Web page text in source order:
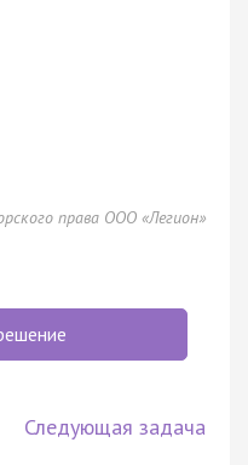
права ООО «Легион»
Следующая задача